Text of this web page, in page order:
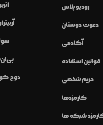
دوج
رودیو پلاس
دعوت دوستان
آکادمی
قوانین استفاده
حریم شخصی
کارمزدها
شبکه ها